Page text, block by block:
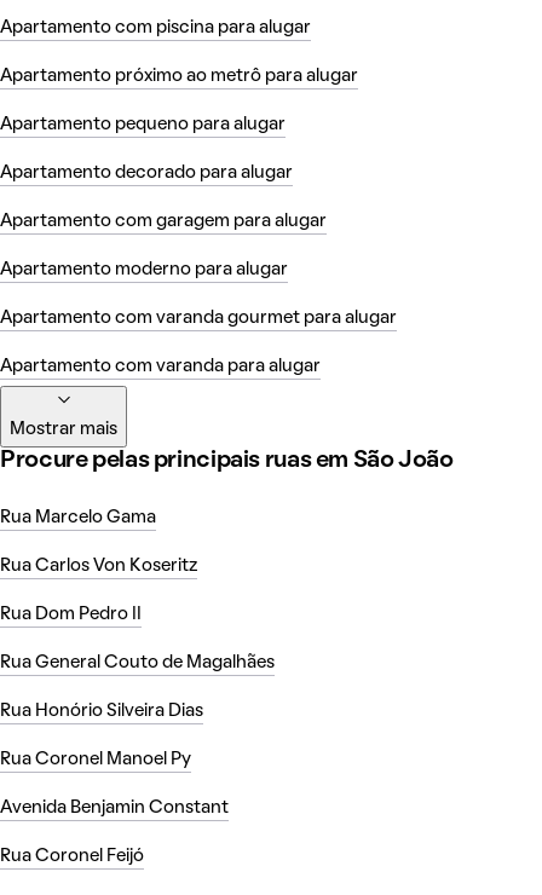
Apartamento com piscina para alugar
Apartamento próximo ao metrô para alugar
Apartamento pequeno para alugar
Apartamento decorado para alugar
Apartamento com garagem para alugar
Apartamento moderno para alugar
Apartamento com varanda gourmet para alugar
Apartamento com varanda para alugar
Mostrar mais
Procure pelas principais ruas em São João
Rua Marcelo Gama
Rua Carlos Von Koseritz
Rua Dom Pedro II
Rua General Couto de Magalhães
Rua Honório Silveira Dias
Rua Coronel Manoel Py
Avenida Benjamin Constant
Rua Coronel Feijó